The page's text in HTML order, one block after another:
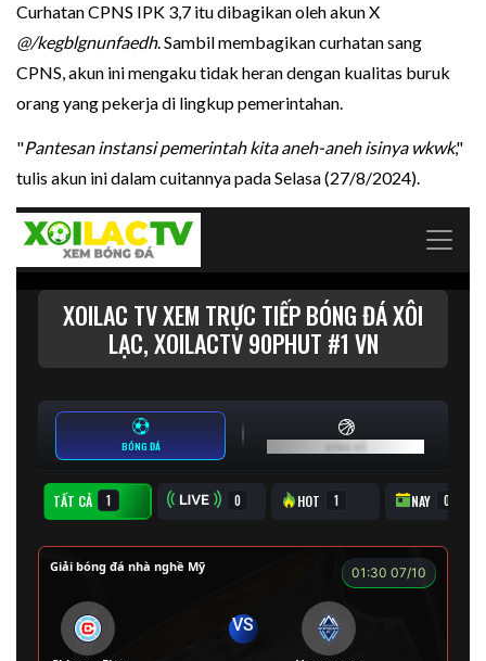
Curhatan CPNS IPK 3,7 itu dibagikan oleh akun X
@/kegblgnunfaedh. Sambil membagikan curhatan sang
CPNS, akun ini mengaku tidak heran dengan kualitas buruk
orang yang pekerja di lingkup pemerintahan.
"Pantesan instansi pemerintah kita aneh-aneh isinya wkwk,"
tulis akun ini dalam cuitannya pada Selasa (27/8/2024).